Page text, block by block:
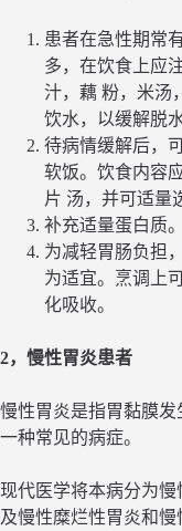
患者在急性期常
多，在饮食上应
汁，藕 粉，米汤
饮水，以缓解脱
待病情缓解后，
软饭。饮食内容
片 汤，并可适量
补充适量蛋白质。
为减轻胃肠负担
为适宜。烹调上
化吸收。
2，慢性胃炎患者
慢性胃炎是指胃黏膜
一种常见的病症。
现代医学将本病分为
及慢性糜烂性胃炎和慢